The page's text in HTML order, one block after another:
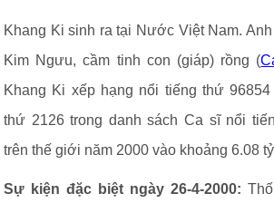
Khang Ki sinh ra tại Nước Việt Nam.
Kim Ngưu, cầm tinh con (giáp) rồng (
Khang Ki xếp hạng nổi tiếng thứ
thứ 2126 trong danh sách Ca sĩ nổi
trên thế giới năm 2000 vào khoảng 6.08
Sự kiện đặc biệt ngày 26-4-2000: